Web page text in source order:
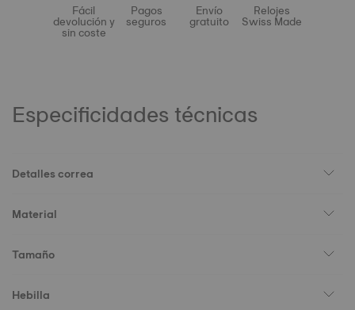
Fácil
devolución y
sin coste
Pagos
seguros
Envío
gratuito
Relojes
Swiss Made
Especificidades técnicas
Detalles correa
Material
Tamaño
Hebilla